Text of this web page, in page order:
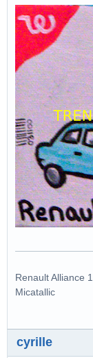
Renault Alliance
Micatallic
cyrille